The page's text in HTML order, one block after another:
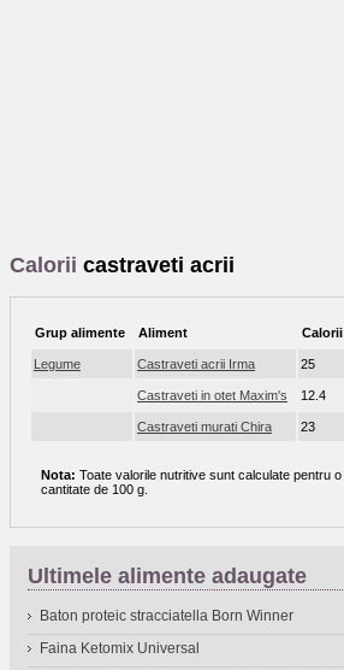
Calorii castraveti acrii
Grup alimente Aliment Calorii
Legume Castraveti acrii Irma 25
Castraveti in otet Maxim's 12.4
Castraveti murati Chira 23
Nota: Toate valorile nutritive sunt calculate pentru o
cantitate de 100 g.
Ultimele alimente adaugate
Baton proteic stracciatella Born Winner
Faina Ketomix Universal